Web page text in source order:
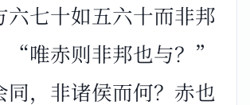
六七十如五六十而非邦
唯赤则非邦也与？”
同，非诸侯而何？赤也